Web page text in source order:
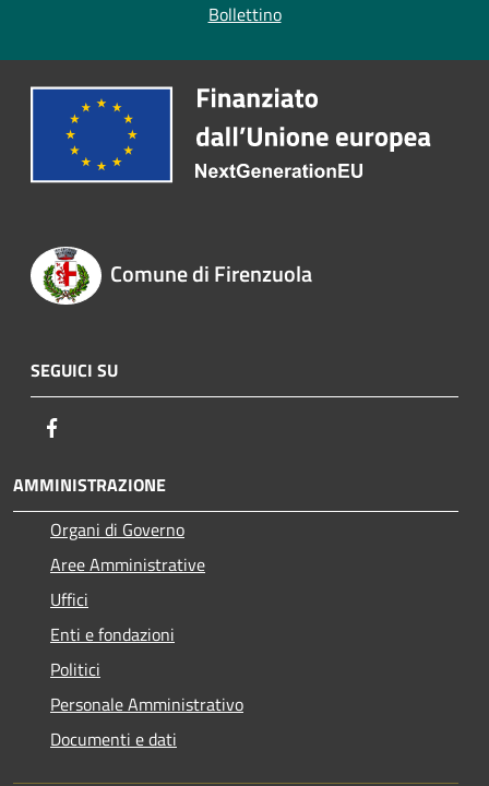
Bollettino
Comune di Firenzuola
SEGUICI SU
AMMINISTRAZIONE
Organi di Governo
Aree Amministrative
Uffici
Enti e fondazioni
Politici
Personale Amministrativo
Documenti e dati